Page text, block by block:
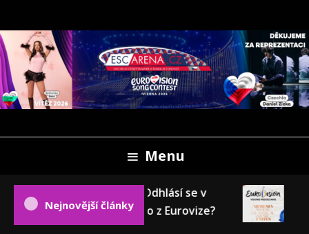
To
Content
ESCARENA.CZ
Menu
Nejnovější články
Eurovizní pokec: Odhlásí se v
příštím roce Česko z Eurovize?